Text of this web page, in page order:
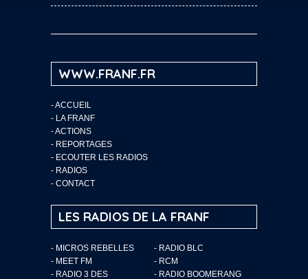
WWW.FRANF.FR
-ACCUEIL
- LA FRANF
-ACTIONS
- REPORTAGES
- ECOUTER LES RADIOS
- RADIOS
- CONTACT
LES RADIOS DE LA FRANF
- MICROS REBELLES
- RADIO BLC
- MEET FM
- RCM
- RADIO 3 DES
- RADIO BOOMERANG